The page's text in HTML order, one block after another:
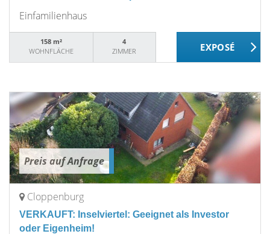
Einfamilienhaus
158 m²
WOHNFLÄCHE
4
ZIMMER
Preis auf Anfrage
Cloppenburg
VERKAUFT: Inselviertel: Geeignet als Investor
oder Eigenheim!